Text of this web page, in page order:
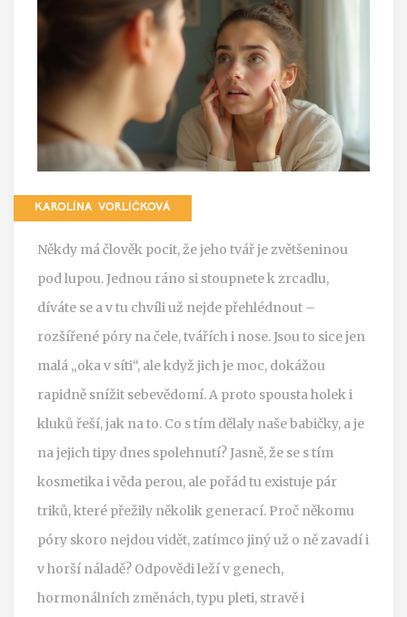
KAROLÍNA VORLÍČKOVÁ
Někdy má člověk pocit, že jeho tvář je zvětšeninou
pod lupou. Jednou ráno si stoupnete k zrcadlu,
díváte se a v tu chvíli už nejde přehlédnout –
rozšířené póry na čele, tvářích i nose. Jsou to sice jen
malá „oka v síti“, ale když jich je moc, dokážou
rapidně snížit sebevědomí. A proto spousta holek i
kluků řeší, jak na to. Co s tím dělaly naše babičky, a je
na jejich tipy dnes spolehnutí? Jasně, že se s tím
kosmetika i věda perou, ale pořád tu existuje pár
triků, které přežily několik generací. Proč někomu
póry skoro nejdou vidět, zatímco jiný už o ně zavadí i
v horší náladě? Odpovědi leží v genech,
hormonálních změnách, typu pleti, stravě i